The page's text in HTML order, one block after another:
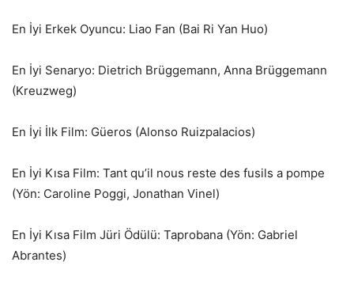
En İyi Erkek Oyuncu: Liao Fan (Bai Ri Yan Huo)
En İyi Senaryo: Dietrich Brüggemann, Anna Brüggemann
(Kreuzweg)
En İyi İlk Film: Güeros (Alonso Ruizpalacios)
En İyi Kısa Film: Tant qu’il nous reste des fusils a pompe
(Yön: Caroline Poggi, Jonathan Vinel)
En İyi Kısa Film Jüri Ödülü: Taprobana (Yön: Gabriel
Abrantes)